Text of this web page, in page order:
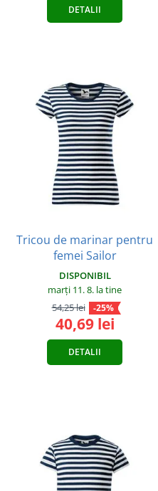
DETALII
Tricou de marinar pentru
femei Sailor
DISPONIBIL
marți 11. 8. la tine
54,25 lei
-25%
40,69 lei
DETALII